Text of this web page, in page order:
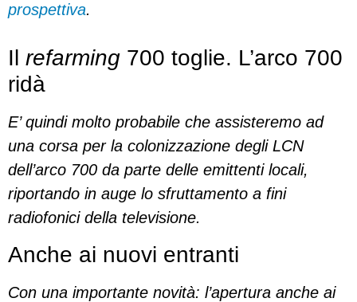
prospettiva.
Il refarming 700 toglie. L’arco 700
ridà
E’ quindi molto probabile che assisteremo ad
una corsa per la colonizzazione degli LCN
dell’arco 700 da parte delle emittenti locali,
riportando in auge lo sfruttamento a fini
radiofonici della televisione.
Anche ai nuovi entranti
Con una importante novità: l’apertura anche ai